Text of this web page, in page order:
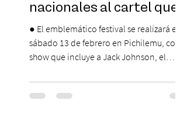
nacionales al cartel que
encabeza Jack Johnson
● El emblemático festival se realizará el
sábado 13 de febrero en Pichilemu, con un
show que incluye a Jack Johnson, el
El lunes 10 de agosto comienza la
Preventa Exclusiva Santander con 30%